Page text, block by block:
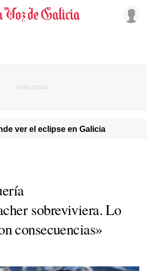
ver el eclipse en Galicia
sobreviviera. Lo
consecuencias»